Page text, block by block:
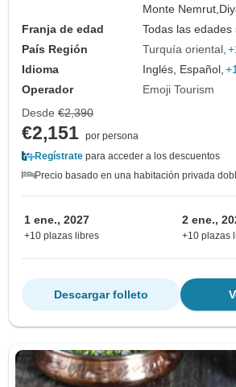
Monte Nemrut,
Franja de edad
Todas las
País Región
Turquía oriental
Idioma
Inglés, Español,
Operador
Emoji Tourism
Desde €2,390
€2,151 por persona
Regístrate para acceder a los descuentos
Precio basado en una habitación privada
1 ene., 2027
+10 plazas libres
2 ene.,
+10 plazas
Descargar folleto